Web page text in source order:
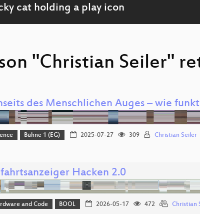
"Christian Seiler"
des Menschlichen Auges – wie
Bühne 1 (EG) 2025-07-27 309 Christian Seiler
Hacken 2.0
and Code BOOL 2026-05-17 472 Christian